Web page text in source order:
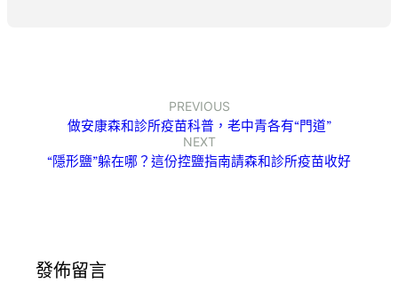
PREVIOUS
做安康森和診所疫苗科普，老中青各有“門道”
NEXT
“隱形鹽”躲在哪？這份控鹽指南請森和診所疫苗收好
發佈留言